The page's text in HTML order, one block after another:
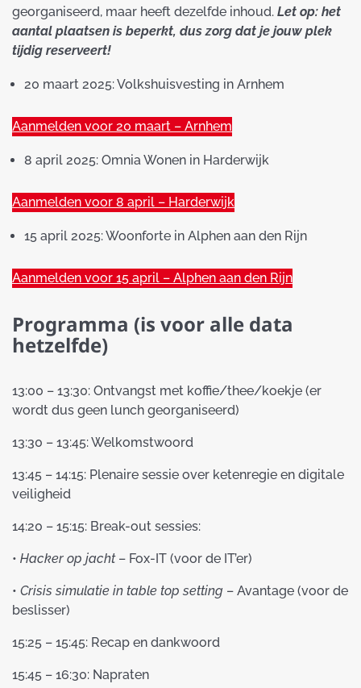
georganiseerd, maar heeft dezelfde inhoud. Let op: het
aantal plaatsen is beperkt, dus zorg dat je jouw plek
tijdig reserveert!
20 maart 2025: Volkshuisvesting in Arnhem
Aanmelden voor 20 maart – Arnhem
8 april 2025: Omnia Wonen in Harderwijk
Aanmelden voor 8 april – Harderwijk
15 april 2025: Woonforte in Alphen aan den Rijn
Aanmelden voor 15 april – Alphen aan den Rijn
Programma (is voor alle data
hetzelfde)
13:00 – 13:30: Ontvangst met koffie/thee/koekje (er
wordt dus geen lunch georganiseerd)
13:30 – 13:45: Welkomstwoord
13:45 – 14:15: Plenaire sessie over ketenregie en digitale
veiligheid
14:20 – 15:15: Break-out sessies:
• Hacker op jacht– Fox-IT (voor de IT’er)
• Crisis simulatie in table top setting – Avantage (voor de
beslisser)
15:25 – 15:45: Recap en dankwoord
15:45 – 16:30: Napraten